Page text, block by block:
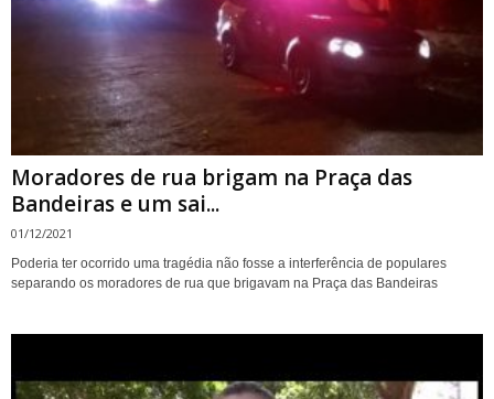
Moradores de rua brigam na Praça das
Bandeiras e um sai...
01/12/2021
Poderia ter ocorrido uma tragédia não fosse a interferência de populares
separando os moradores de rua que brigavam na Praça das Bandeiras